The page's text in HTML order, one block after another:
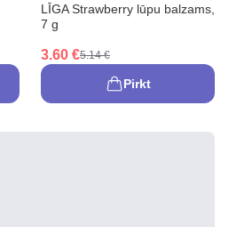
LĪGA Strawberry lūpu balzams,
7 g
3.60 €5.14 €
Pirkt